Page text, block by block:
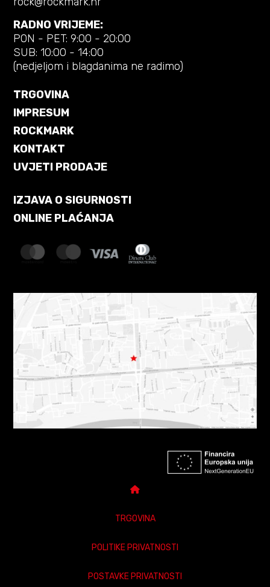
RADNO VRIJEME:
PON - PET: 9:00 - 20:00
SUB: 10:00 - 14:00
(nedjeljom i blagdanima ne radimo)
TRGOVINA
IMPRESUM
ROCKMARK
KONTAKT
UVJETI PRODAJE
IZJAVA O SIGURNOSTI
ONLINE PLAĆANJA
TRGOVINA
POLITIKE PRIVATNOSTI
POSTAVKE PRIVATNOSTI